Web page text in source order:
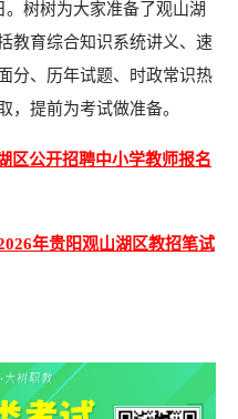
树树为大家准备了观山湖
教育综合知识系统讲义、速
分、历年试题、时政常识热
，提前为考试做准备。
区公开招聘中小学教师报名
年贵阳观山湖区教招笔试